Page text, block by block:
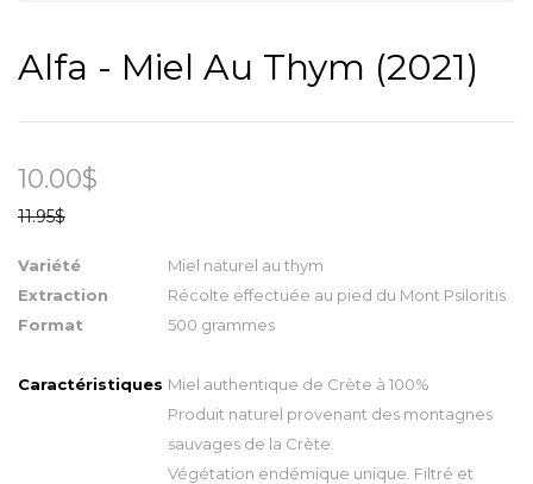
Alfa - Miel Au Thym (2021)
10.00$
11.95$
Variété
Miel naturel au thym
Extraction
Récolte effectuée au pied du Mont Psiloritis.
Format
500 grammes
Caractéristiques Miel authentique de Crète à 100%
Produit naturel provenant des montagnes
sauvages de la Crète.
Végétation endémique unique. Filtré et